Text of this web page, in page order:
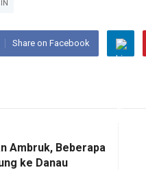
Share on Facebook
Ambruk, Beberapa
ke Danau